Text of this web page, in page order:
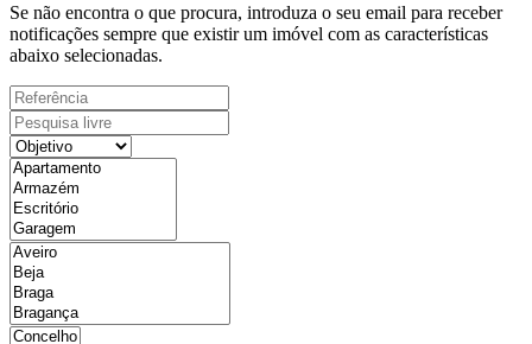
Se não encontra o que procura, introduza o seu email para receber
notificações sempre que existir um imóvel com as características
abaixo selecionadas.